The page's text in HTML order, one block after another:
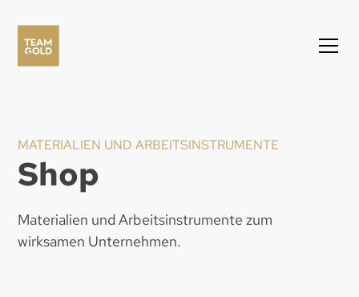
MATERIALIEN UND ARBEITSINSTRUMENTE
Shop
Materialien und Arbeitsinstrumente zum
wirksamen Unternehmen.